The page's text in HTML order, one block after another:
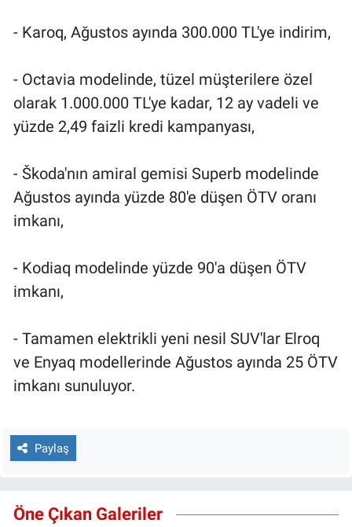
- Karoq, Ağustos ayında 300.000 TL'ye indirim,
- Octavia modelinde, tüzel müşterilere özel
olarak 1.000.000 TL'ye kadar, 12 ay vadeli ve
yüzde 2,49 faizli kredi kampanyası,
- Škoda'nın amiral gemisi Superb modelinde
Ağustos ayında yüzde 80'e düşen ÖTV oranı
imkanı,
- Kodiaq modelinde yüzde 90'a düşen ÖTV
imkanı,
- Tamamen elektrikli yeni nesil SUV'lar Elroq
ve Enyaq modellerinde Ağustos ayında 25 ÖTV
imkanı sunuluyor.
Paylaş
Öne Çıkan Galeriler